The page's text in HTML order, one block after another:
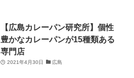
【広島カレーパン研究所】個性
豊かなカレーパンが15種類ある
専門店
2021年4月30日 広島